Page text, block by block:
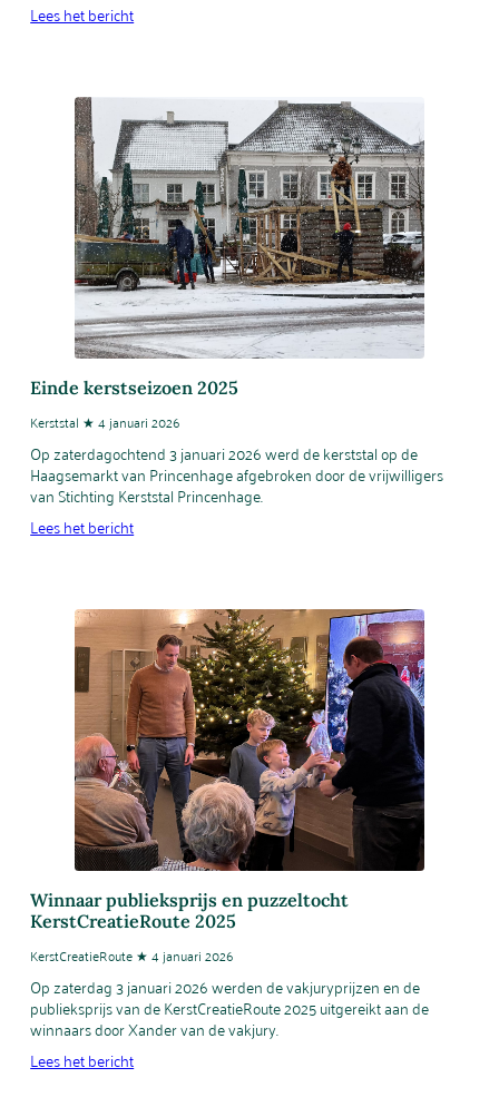
Lees het bericht
Einde kerstseizoen 2025
Kerststal ★ 4 januari 2026
Op zaterdagochtend 3 januari 2026 werd de kerststal op de
Haagsemarkt van Princenhage afgebroken door de vrijwilligers
van Stichting Kerststal Princenhage.
Lees het bericht
Winnaar publieksprijs en puzzeltocht
KerstCreatieRoute 2025
KerstCreatieRoute ★ 4 januari 2026
Op zaterdag 3 januari 2026 werden de vakjuryprijzen en de
publieksprijs van de KerstCreatieRoute 2025 uitgereikt aan de
winnaars door Xander van de vakjury.
Lees het bericht